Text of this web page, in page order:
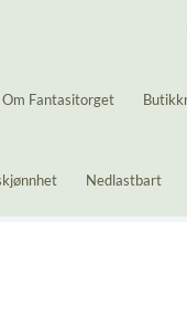
Om Fantasitorget
Nedlastbart